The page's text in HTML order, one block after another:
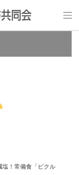
塩！常備食「ピクル